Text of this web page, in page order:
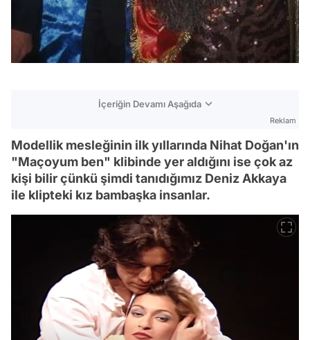
İçeriğin Devamı Aşağıda
Reklam
Modellik mesleğinin ilk yıllarında Nihat Doğan'ın
"Maçoyum ben" klibinde yer aldığını ise çok az
kişi bilir çünkü şimdi tanıdığımız Deniz Akkaya
ile klipteki kız bambaşka insanlar.